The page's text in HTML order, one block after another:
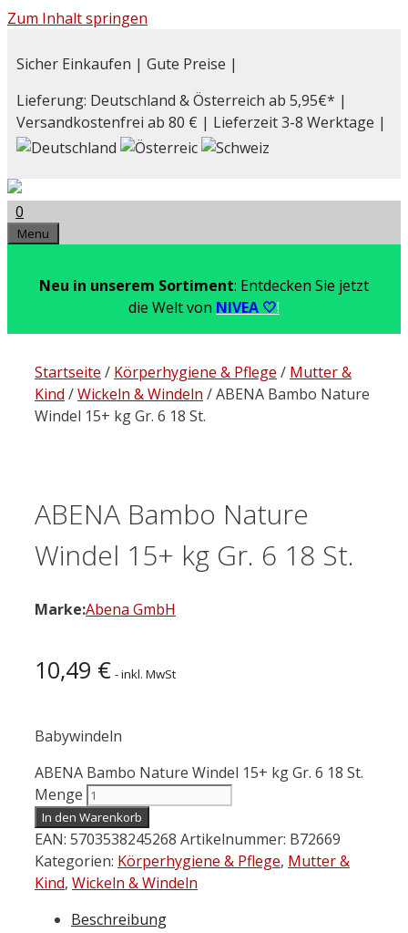
Zum Inhalt springen
Sicher Einkaufen | Gute Preise |
Lieferung: Deutschland & Österreich ab 5,95€* |
Versandkostenfrei ab 80 € | Lieferzeit 3-8 Werktage |
0
Menu
Neu in unserem Sortiment: Entdecken Sie jetzt
die Welt von NIVEA 🤍!
Startseite / Körperhygiene & Pflege / Mutter &
Kind /Wickeln & Windeln / ABENA Bambo Nature
Windel 15+ kg Gr. 6 18 St.
ABENA Bambo Nature
Windel 15+ kg Gr. 6 18 St.
Marke:Abena GmbH
10,49 € - inkl. MwSt
Babywindeln
ABENA Bambo Nature Windel 15+ kg Gr. 6 18 St.
Menge
In den Warenkorb
EAN: 5703538245268 Artikelnummer: B72669
Kategorien: Körperhygiene & Pflege, Mutter &
Kind, Wickeln & Windeln
Beschreibung